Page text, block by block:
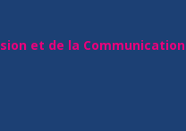
et de la Communication